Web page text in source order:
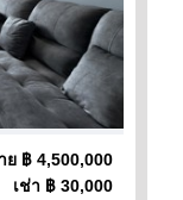
ย ฿ 4,500,000
เช่า ฿ 30,000